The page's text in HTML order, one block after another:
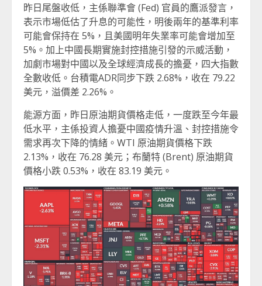
昨日尾盤收低，主係聯準會 (Fed) 官員的鷹派發言，
表示市場低估了升息的可能性，明後兩年的基準利率
可能會保持在 5%，且美國明年失業率可能會增加至
5%。加上中國長期實施封控措施引發的示威活動，
加劇市場對中國以及全球經濟成長的擔憂，四大指數
全數收低。台積電ADR同步下跌 2.68%，收在 79.22
美元，溢價差 2.26%。
能源方面，昨日原油期貨價格走低，一度跌至今年最
低水平，主係投資人擔憂中國疫情升溫、封控措施令
需求再次下降的情緒。WTI 原油期貨價格下跌
2.13%，收在 76.28 美元；布蘭特 (Brent) 原油期貨
價格小跌 0.53%，收在 83.19 美元。